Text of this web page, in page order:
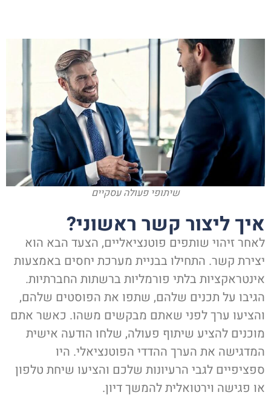
שיתופי פעולה עסקיים
ליצור קשר ראשוני?
זיהוי שותפים פוטנציאליים, הצעד הבא הוא
קשר. התחילו בבניית מערכת יחסים באמצעות
בלתי פורמליות ברשתות החברתיות.
על תכנים שלהם, שתפו את הפוסטים שלהם,
ערך לפני שאתם מבקשים משהו. כאשר אתם
להציע שיתוף פעולה, שלחו הודעה אישית
את הערך ההדדי הפוטנציאלי. היו
לגבי הרעיונות שלכם והציעו שיחת טלפון
פגישה וירטואלית להמשך דיון.